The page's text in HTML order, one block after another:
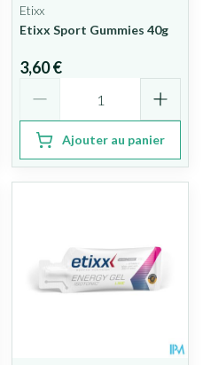
Etixx
Etixx Sport Gummies 40g
3,60 €
Ajouter au panier